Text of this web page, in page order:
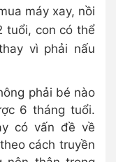
máy xay, nồi
tuổi, con có thể
vì phải nấu
phải bé nào
6 tháng tuổi.
có vấn đề về
cách truyền